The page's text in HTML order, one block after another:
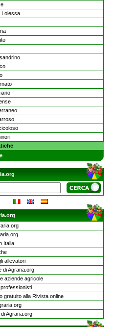
Loiessa
Italia
allevatori
di Agraria.org
aziende agricole
gratuito alla Rivista online
Agraria.org